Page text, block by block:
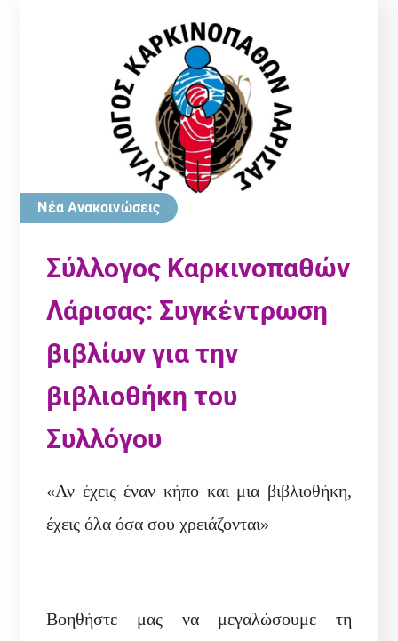
Νέα Ανακοινώσεις
Σύλλογος Καρκινοπαθών
Λάρισας: Συγκέντρωση
βιβλίων για την
βιβλιοθήκη του
Συλλόγου
«Αν έχεις έναν κήπο και μια βιβλιοθήκη,
έχεις όλα όσα σου χρειάζονται»
Βοηθήστε μας να μεγαλώσουμε τη